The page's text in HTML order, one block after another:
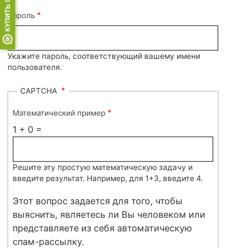
Пароль
Укажите пароль, соответствующий вашему имени
пользователя.
CAPTCHA
Математический пример
1 + 0 =
Решите эту простую математическую задачу и
введите результат. Например, для 1+3, введите 4.
Этот вопрос задается для того, чтобы
выяснить, являетесь ли Вы человеком или
представляете из себя автоматическую
спам-рассылку.